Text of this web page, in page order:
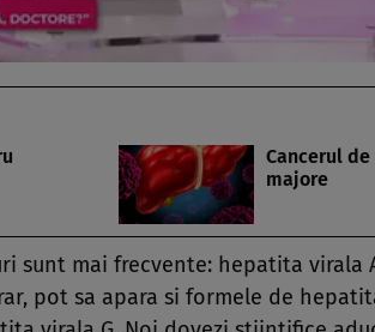
Cancerul
majore
sunt mai frecvente: hepatita virala
pot sa apara si formele de